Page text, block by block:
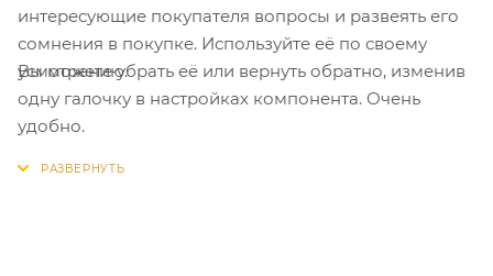
интересующие покупателя вопросы и развеять его
сомнения в покупке. Используйте её по своему
усмотрению.
Вы можете убрать её или вернуть обратно, изменив
одну галочку в настройках компонента. Очень
удобно.